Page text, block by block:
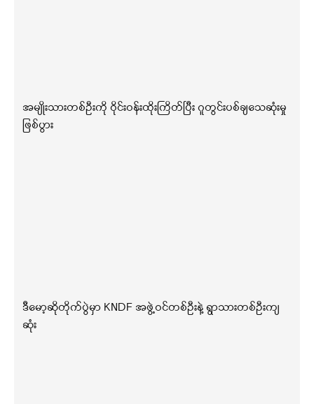
အမျိုးသားတစ်ဦးကို ဝိုင်းဝန်းထိုးကြိတ်ပြီး ဂူတွင်းပစ်ချသေဆုံးမှု
ဖြစ်ပွား
ဒီမော့ဆိုတိုက်ပွဲမှာ KNDF အဖွဲ့ဝင်တစ်ဦးနဲ့ ရွာသားတစ်ဦးကျ
ဆုံး